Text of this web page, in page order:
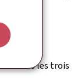
dans les trois